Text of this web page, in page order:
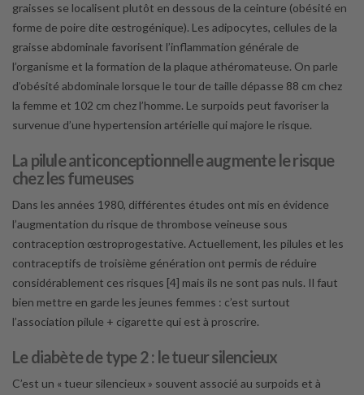
graisses se localisent plutôt en dessous de la ceinture (obésité en
forme de poire dite œstrogénique). Les adipocytes, cellules de la
graisse abdominale favorisent l’inflammation générale de
l’organisme et la formation de la plaque athéromateuse. On parle
d’obésité abdominale lorsque le tour de taille dépasse 88 cm chez
la femme et 102 cm chez l’homme. Le surpoids peut favoriser la
survenue d’une hypertension artérielle qui majore le risque.
La pilule anticonceptionnelle augmente le risque
chez les fumeuses
Dans les années 1980, différentes études ont mis en évidence
l’augmentation du risque de thrombose veineuse sous
contraception œstroprogestative. Actuellement, les pilules et les
contraceptifs de troisième génération ont permis de réduire
considérablement ces risques [4] mais ils ne sont pas nuls. Il faut
bien mettre en garde les jeunes femmes : c’est surtout
l’association pilule + cigarette qui est à proscrire.
Le diabète de type 2 : le tueur silencieux
C’est un « tueur silencieux » souvent associé au surpoids et à